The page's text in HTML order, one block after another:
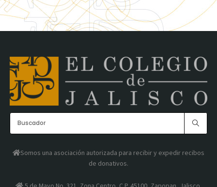
Somos una asociación autorizada para recibir y expedir recibos
de donativos.